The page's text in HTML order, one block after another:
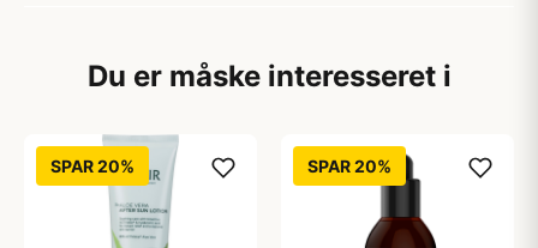
Du er måske interesseret i
SPAR 20% SPAR 20%